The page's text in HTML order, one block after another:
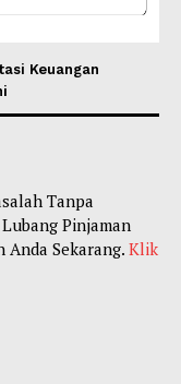
Keuangan
Tanpa
Pinjaman
Sekarang. Klik